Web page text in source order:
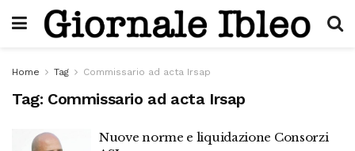
Home Tag Commissario ad acta Irsap
Tag: Commissario ad acta Irsap
Nuove norme e liquidazione Consorzi